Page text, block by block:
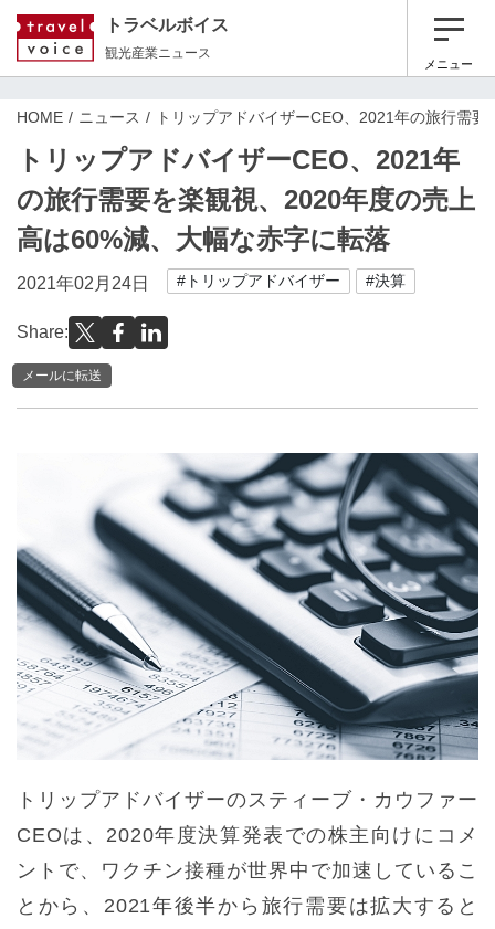
トラベルボイス
観光産業ニュース
メニュー
HOME ニュース トリップアドバイザーCEO、2021年の旅行需
トリップアドバイザーCEO、2021年
の旅行需要を楽観視、2020年度の売上
高は60%減、大幅な赤字に転落
2021年02月24日 #トリップアドバイザー #決算
Share:
メールに転送
トリップアドバイザーのスティーブ・カウファー
CEOは、2020年度決算発表での株主向けにコメ
ントで、ワクチン接種が世界中で加速しているこ
とから、2021年後半から旅行需要は拡大すると